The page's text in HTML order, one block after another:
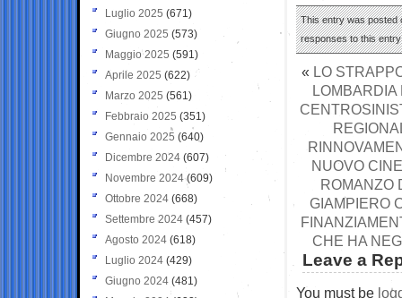
This entry was posted
responses to this
« LO
LOMBARDIA
NUOVO
ROMANZO
GIAMPIERO
CHE HA
Leave a
You must be
Luglio 2025 (671)
Giugno 2025 (573)
Maggio 2025 (591)
Aprile 2025 (622)
Marzo 2025 (561)
Febbraio 2025 (351)
Gennaio 2025 (640)
Dicembre 2024 (607)
Novembre 2024(609)
Ottobre 2024 (668)
Settembre 2024 (457)
Agosto 2024 (618)
Luglio 2024 (429)
Giugno 2024 (481)